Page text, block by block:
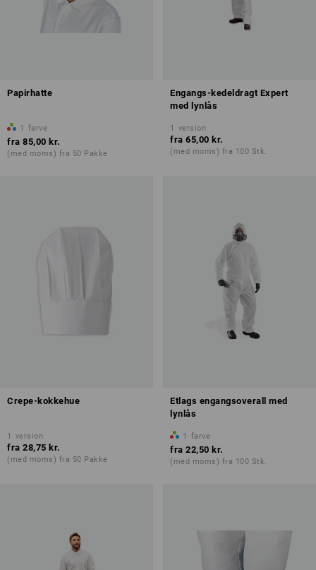
Papirhatte
1 farve
fra 85,00 kr.
(med moms) fra 50 Pakke
Engangs-kedeldragt Expert
med lynlås
1 version
fra 65,00 kr.
(med moms) fra 100 Stk.
Crepe-kokkehue
1 version
fra 28,75 kr.
(med moms) fra 50 Pakke
Etlags engangsoverall med
lynlås
1 farve
fra 22,50 kr.
(med moms) fra 100 Stk.